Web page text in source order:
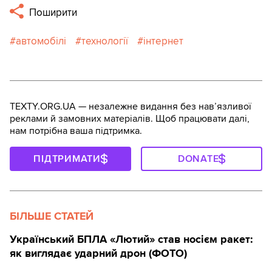
Поширити
автомобілі технології інтернет
TEXTY.ORG.UA — незалежне видання без навʼязливої
реклами й замовних матеріалів. Щоб працювати далі,
нам потрібна ваша підтримка.
ПІДТРИМАТИ DONATE
БІЛЬШЕ СТАТЕЙ
Український БПЛА «Лютий» став носієм ракет:
як виглядає ударний дрон (ФОТО)